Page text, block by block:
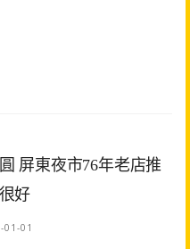
屏東夜市76年老店推
好
01-01